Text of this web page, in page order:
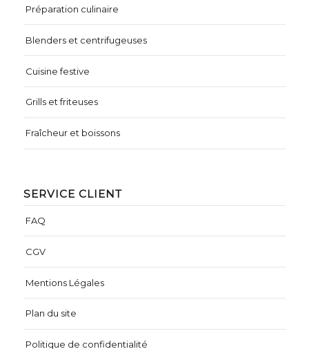
Préparation culinaire
Blenders et centrifugeuses
Cuisine festive
Grills et friteuses
Fraîcheur et boissons
SERVICE CLIENT
FAQ
CGV
Mentions Légales
Plan du site
Politique de confidentialité